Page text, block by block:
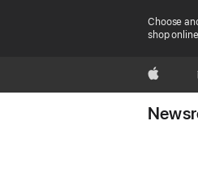
Choose
shop
Apple